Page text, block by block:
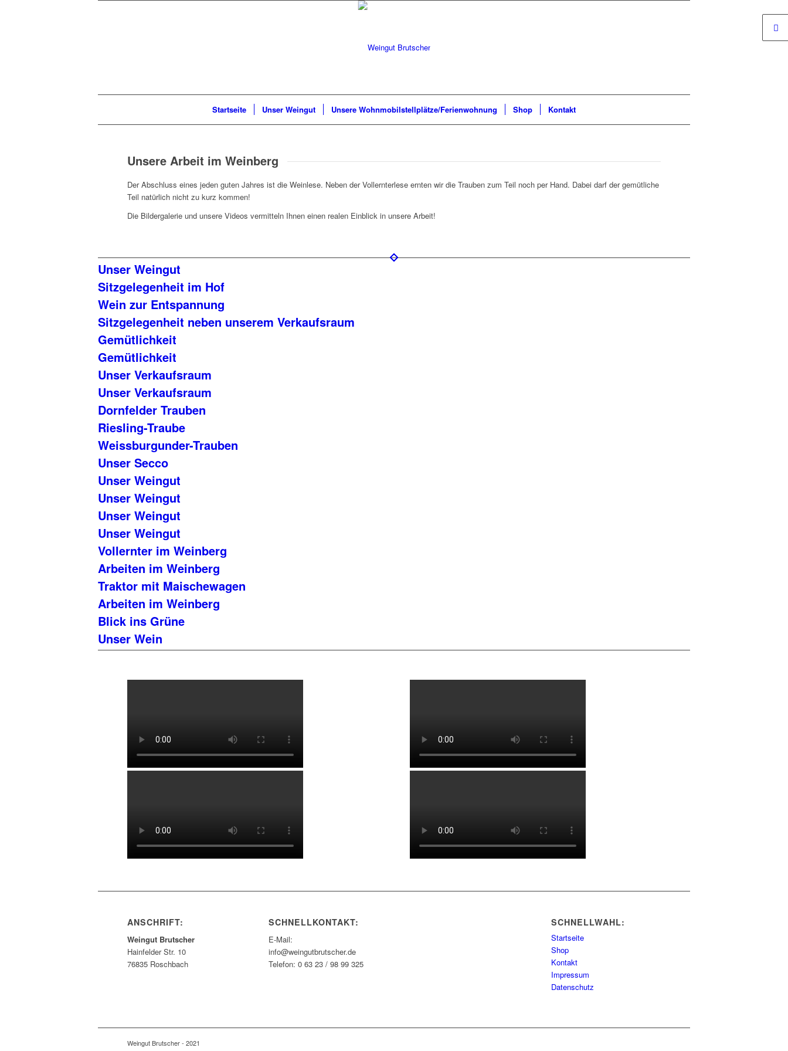
Startseite Unser Weingut Unsere Wohnmobilstellplätze/Ferienwohnung Shop Kontakt
Unsere Arbeit im Weinberg
Der Abschluss eines jeden guten Jahres ist die Weinlese. Neben der Vollernterlese ernten wir die Trauben zum Teil noch per Hand. Dabei darf der gemütliche
Teil natürlich nicht zu kurz kommen!
Die Bildergalerie und unsere Videos vermitteln Ihnen einen realen Einblick in unsere Arbeit!
Unser Weingut
Sitzgelegenheit im Hof
Wein zur Entspannung
Sitzgelegenheit neben unserem Verkaufsraum
Gemütlichkeit
Gemütlichkeit
Unser Verkaufsraum
Unser Verkaufsraum
Dornfelder Trauben
Riesling-Traube
Weissburgunder-Trauben
Unser Secco
Unser Weingut
Unser Weingut
Unser Weingut
Unser Weingut
Vollernter im Weinberg
Arbeiten im Weinberg
Traktor mit Maischewagen
Arbeiten im Weinberg
Blick ins Grüne
Unser Wein
ANSCHRIFT:
Weingut Brutscher
Hainfelder Str. 10
76835 Roschbach
SCHNELLKONTAKT:
E-Mail:
info@weingutbrutscher.de
Telefon: 0 63 23 / 98 99 325
SCHNELLWAHL:
Startseite
Shop
Kontakt
Impressum
Datenschutz
Weingut Brutscher - 2021